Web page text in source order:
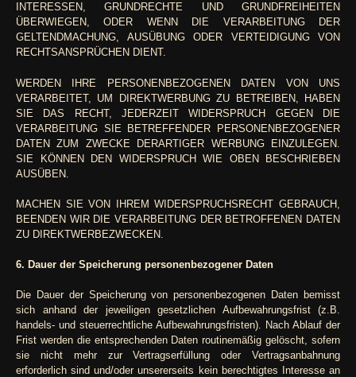
INTERESSEN, GRUNDRECHTE UND GRUNDFREIHEITEN
ÜBERWIEGEN, ODER WENN DIE VERARBEITUNG DER
GELTENDMACHUNG, AUSÜBUNG ODER VERTEIDIGUNG VON
RECHTSANSPRÜCHEN DIENT.
WERDEN IHRE PERSONENBEZOGENEN DATEN VON UNS
VERARBEITET, UM DIREKTWERBUNG ZU BETREIBEN, HABEN
SIE DAS RECHT, JEDERZEIT WIDERSPRUCH GEGEN DIE
VERARBEITUNG SIE BETREFFENDER PERSONENBEZOGENER
DATEN ZUM ZWECKE DERARTIGER WERBUNG EINZULEGEN.
SIE KÖNNEN DEN WIDERSPRUCH WIE OBEN BESCHRIEBEN
AUSÜBEN.
MACHEN SIE VON IHREM WIDERSPRUCHSRECHT GEBRAUCH,
BEENDEN WIR DIE VERARBEITUNG DER BETROFFENEN DATEN
ZU DIREKTWERBEZWECKEN.
6. Dauer der Speicherung personenbezogener Daten
Die Dauer der Speicherung von personenbezogenen Daten bemisst
sich anhand der jeweiligen gesetzlichen Aufbewahrungsfrist (z.B.
handels- und steuerrechtliche Aufbewahrungsfristen). Nach Ablauf der
Frist werden die entsprechenden Daten routinemäßig gelöscht, sofern
sie nicht mehr zur Vertragserfüllung oder Vertragsanbahnung
erforderlich sind und/oder unsererseits kein berechtigtes Interesse an